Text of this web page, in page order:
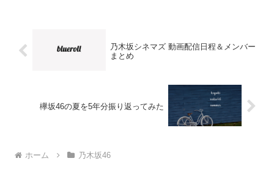
乃木坂シネマズ 動画配信日程＆メンバー
まとめ
欅坂46の夏を5年分振り返ってみた
ホーム 乃木坂46